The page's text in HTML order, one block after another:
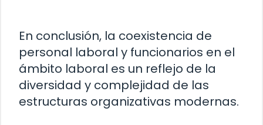
En conclusión, la coexistencia de
personal laboral y funcionarios en el
ámbito laboral es un reflejo de la
diversidad y complejidad de las
estructuras organizativas modernas.